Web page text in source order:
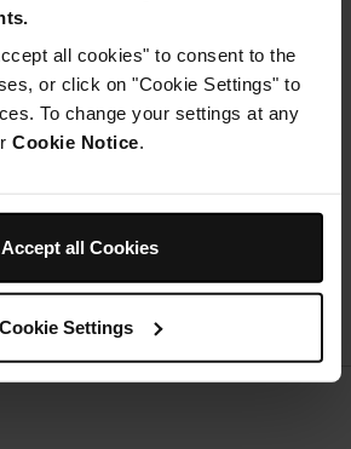
all cookies" to consent to the
or click on "Cookie Settings" to
To change your settings at any
Cookie Notice.
Accept all Cookies
Cookie Settings
et le sel dans le mixeur et mixez
combiné.
1 pouce et les recouvrir de